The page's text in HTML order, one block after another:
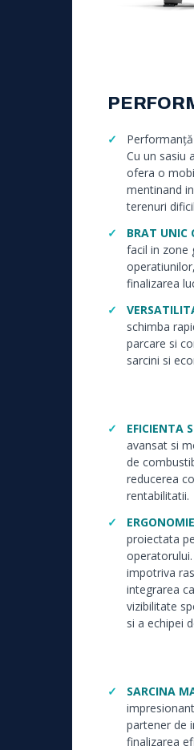
Cu un sasiu
ofera o
mentinand
terenuri
BRAT UNIC
facil in zone
finalizarea
schimba
parcare si
sarcini si
EFICIENTA
avansat si
de
reducerea
rentabilitatii.
proiectata
impotriva
integrarea
vizibilitate
si a echipei
SARCINA
partener de
finalizarea